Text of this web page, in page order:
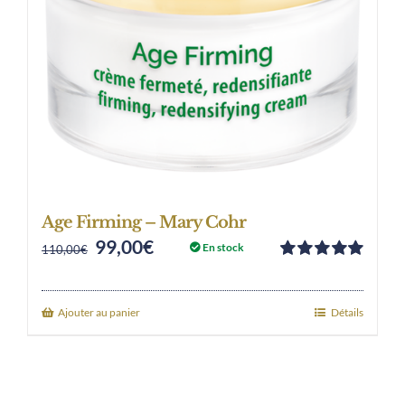
Age Firming – Mary Cohr
5
110,00€ Original
99,00€CurrentEn stock
Ajouter au panier Détails